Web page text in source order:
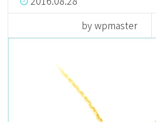
by wpmaster